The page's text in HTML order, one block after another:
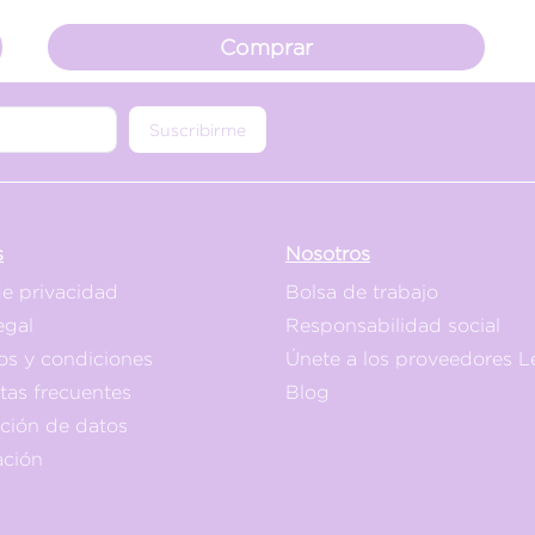
Comprar
Suscribirme
privacidad
y condiciones
frecuentes
de datos
Nosotros
Bolsa de trabajo
Responsabilidad social
Únete a los proveedores
Blog